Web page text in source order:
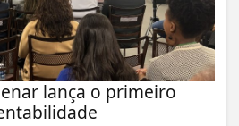
lança o primeiro